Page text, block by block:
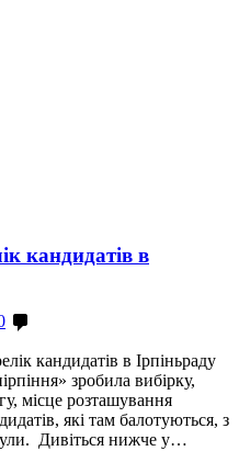
кандидатів в
кандидатів в Ірпіньраду
зробила вибірку,
місце розташування
які там балотуються, з
Дивіться нижче у…